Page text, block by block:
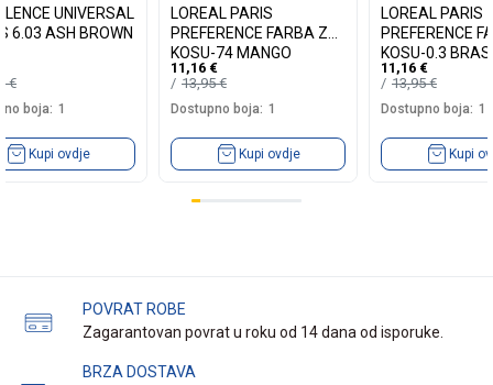
UNIVERSAL
6.03 ASH BROWN
€
boja: 1
Kupi ovdje
LOREAL PARIS
PREFERENCE FARBA ZA
KOSU-74 MANGO
INTENSE COOPER
11,16 €
13,95€
Dostupno boja: 1
Kupi ovdje
LOREAL PARIS
PREFERENCE
KOSU-0.3
DARK BROWN
11,16 €
13,95€
Dostupno boja: 1
Kupi
POVRAT ROBE
Zagarantovan povrat u roku od 14 dana od isporuke.
BRZA DOSTAVA